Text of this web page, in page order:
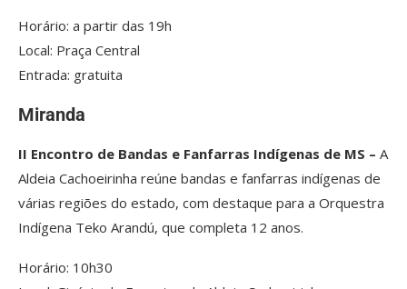
Horário: a partir das 19h
Local: Praça Central
Entrada: gratuita
Miranda
II Encontro de Bandas e Fanfarras Indígenas de MS – A
Aldeia Cachoeirinha reúne bandas e fanfarras indígenas de
várias regiões do estado, com destaque para a Orquestra
Indígena Teko Arandú, que completa 12 anos.
Horário: 10h30